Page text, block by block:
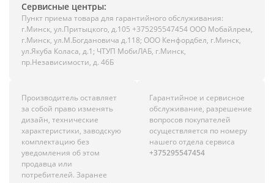
Сервисные центры:
Пункт приема товара для гарантийного обслуживания:
г.Минск, ул.Притыцкого, д.105 +375295547454 ООО Мобайлрем,
г.Минск, ул.М.Богдановича д.118; ООО Кенфордбел, г.Минск,
ул.Якуба Коласа, д.1; ЧТУП МобиЛАБ, г.Минск,
пр.Независимости, д. 46Б
Производитель оставляет
за собой право изменять
дизайн, технические
характеристики, заводскую
комплектацию без
уведомления об этом
продавца или
потребителей. Заранее
Гарантийное и сервисное
обслуживание, разрешение
вопросов покупателей
осуществляется по номеру
нашего отдела сервиса
+375295547454